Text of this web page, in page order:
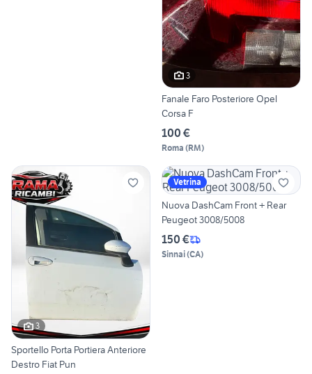
3
Fanale Faro Posteriore Opel
Corsa F
100 €
Roma (RM)
3
Sportello Porta Portiera Anteriore
Destro Fiat Pun
Vetrina
Nuova DashCam Front + Rear
Peugeot 3008/5008
150 €
Sinnai(CA)